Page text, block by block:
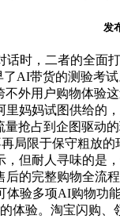
发
，二者的全面
AI带货的测验考
外用户购物体
妈妈试图供给的
抢占到企图驱动
局限于保守粗放
但耐人寻味的
的完整购物全流
验多项AI购物功
体验。淘宝闪购